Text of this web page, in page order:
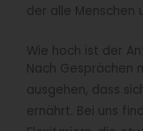
der alle Menschen
Wie hoch ist der
Nach Gesprächen
ausgehen, dass
ernährt. Bei uns